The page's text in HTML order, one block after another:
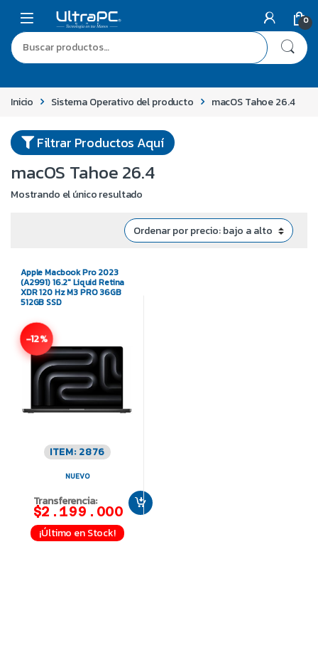
0
Inicio Sistema Operativo del producto macOS Tahoe 26.4
Filtrar Productos Aquí
macOS Tahoe 26.4
Mostrando el único resultado
Apple Macbook Pro 2023
(A2991) 16.2″ Liquid Retina
XDR 120 Hz M3 PRO 36GB
512GB SSD
-12%
ITEM: 2876
NUEVO
Transferencia:
$2.199.000
¡Último en Stock!